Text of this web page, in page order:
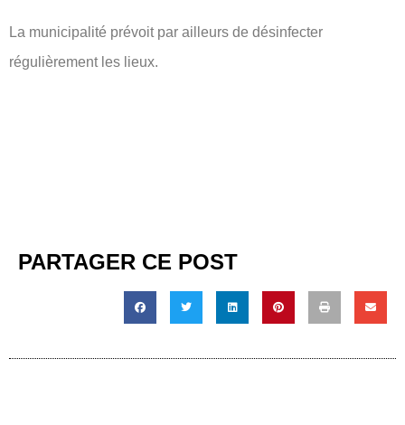
La municipalité prévoit par ailleurs de désinfecter
régulièrement les lieux.
PARTAGER CE POST